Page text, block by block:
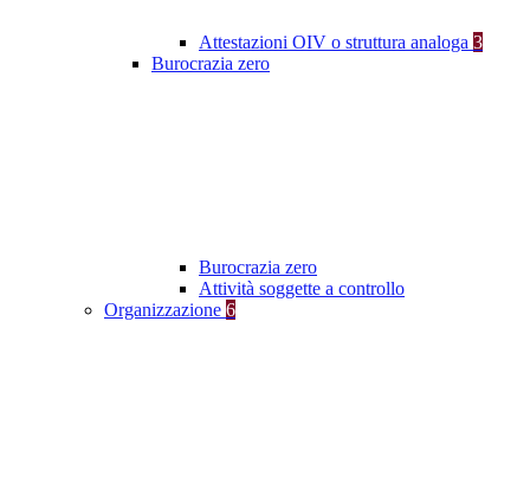
Attestazioni OIV o struttura analoga 3
Burocrazia zero
Burocrazia zero
Attività soggette a controllo
Organizzazione 6